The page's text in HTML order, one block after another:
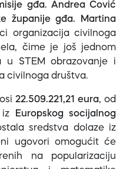
gđa. Andrea Čović
županije gđa. Martina
organizacija civilnoga
čime je još jednom
u STEM obrazovanje i
civilnoga društva.
22.509.221,21 eura, od
iz Europskog socijalnog
sredstva dolaze iz
ugovori omogućit će
na popularizaciju